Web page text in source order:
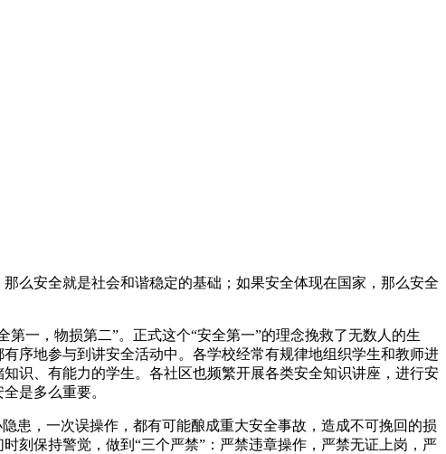
安全就是社会和谐稳定的基础；如果安全体现在国家，那么安全
一，物损第二”。正式这个“安全第一”的理念挽救了无数人的生
序地参与到讲安全活动中。各学校经常有规律地组织学生和教师进
识、有能力的学生。各社区也频繁开展各类安全知识讲座，进行安
是多么重要。
，一次误操作，都有可能酿成重大安全事故，造成不可挽回的损
刻保持警觉，做到“三个严禁”：严禁违章操作，严禁无证上岗，严